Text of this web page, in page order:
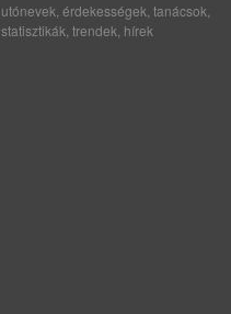
utónevek, érdekességek, tanácsok,
statisztikák, trendek, hírek